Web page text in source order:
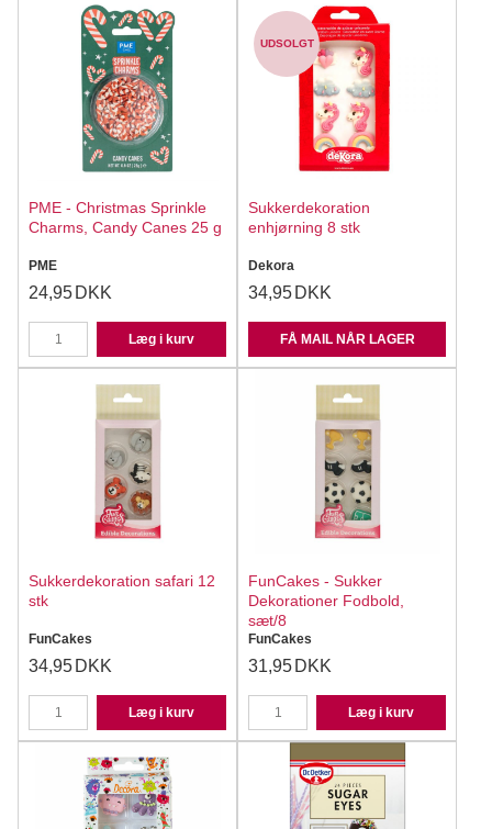
PME - Christmas Sprinkle
Charms, Candy Canes 25 g
PME
24,95 DKK
Læg i kurv
UDSOLGT
Sukkerdekoration
enhjørning 8 stk
Dekora
34,95 DKK
FÅ MAIL NÅR LAGER
Sukkerdekoration safari 12
stk
FunCakes
34,95 DKK
Læg i kurv
FunCakes - Sukker
Dekorationer Fodbold,
sæt/8
FunCakes
31,95 DKK
Læg i kurv